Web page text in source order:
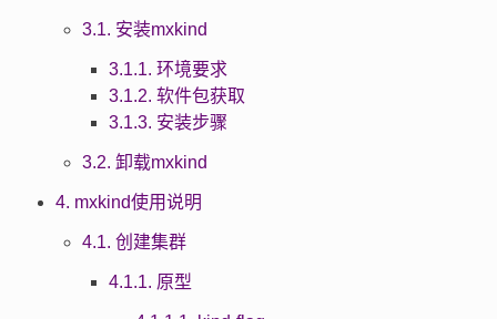
3.1. 安装mxkind
3.1.1. 环境要求
3.1.2. 软件包获取
3.1.3. 安装步骤
3.2. 卸载mxkind
4. mxkind使用说明
4.1. 创建集群
4.1.1. 原型